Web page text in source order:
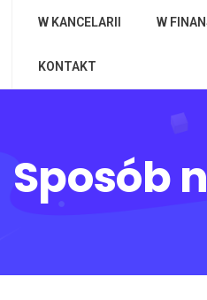
W KANCELARII W
KONTAKT
Sposób